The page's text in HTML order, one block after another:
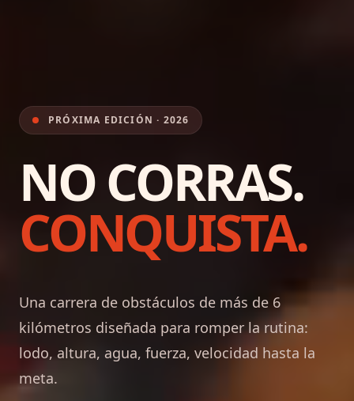
PRÓXIMA EDICIÓN · 2026
NO CORRAS.
CONQUISTA.
Una carrera de obstáculos de más de 6
kilómetros diseñada para romper la rutina:
lodo, altura, agua, fuerza, velocidad hasta la
meta.